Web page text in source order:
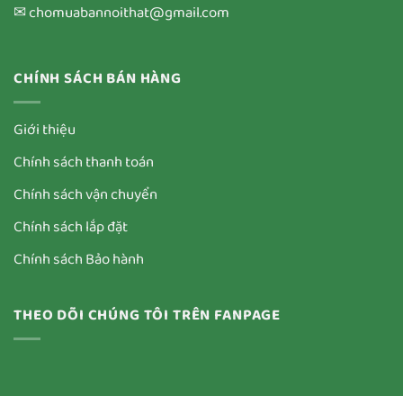
✉ chomuabannoithat@gmail.com
CHÍNH SÁCH BÁN HÀNG
Giới thiệu
Chính sách thanh toán
Chính sách vận chuyển
Chính sách lắp đặt
Chính sách Bảo hành
THEO DÕI CHÚNG TÔI TRÊN FANPAGE